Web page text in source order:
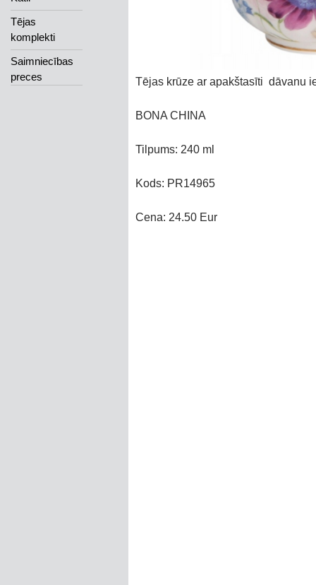
Tējas krūze ar apakštasīti dāvanu
BONA CHINA
Tilpums: 240 ml
Kods: PR14965
Cena: 24.50 Eur
Tējas
komplekti
Saimniecības
preces